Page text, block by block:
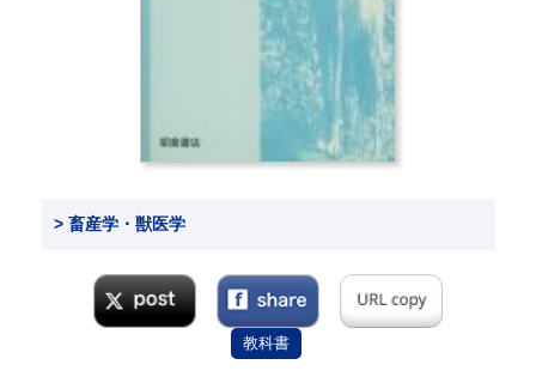
> 畜産学・獣医学
教科書